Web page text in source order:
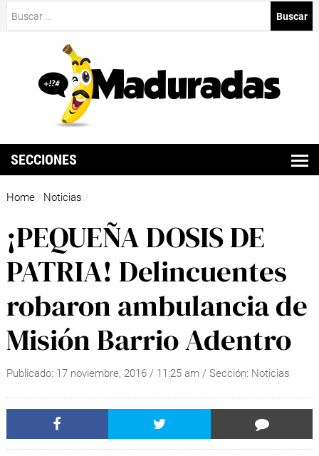
SECCIONES
Home / Noticias /
¡PEQUEÑA DOSIS DE
PATRIA! Delincuentes
robaron ambulancia de
Misión Barrio Adentro
Publicado: 17 noviembre, 2016/ 11:25 am / Sección: Noticias